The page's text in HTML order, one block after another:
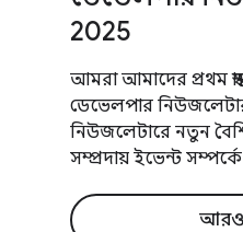
2025
আমরা আমাদের প্রথম
ডেভেলপার
নিউজলেটারে নতুন
সম্প্রদায় ইভেন্ট